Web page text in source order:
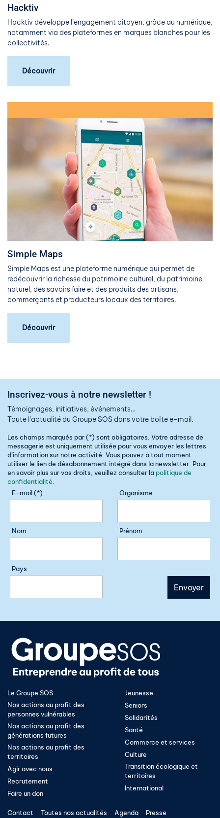
Hacktiv
Hacktiv développe l’engagement citoyen, grâce au numérique,
notamment via des plateformes en marques blanches pour les
collectivités.
Découvrir
Simple Maps
Simple Maps est une plateforme numérique qui permet de
redécouvrir la richesse du patrimoine culturel, du patrimoine
naturel, des savoirs faire et des produits des artisans,
commerçants et producteurs locaux des territoires.
Découvrir
Inscrivez-vous à notre newsletter !
Témoignages, initiatives, événements…
Toute l’actualité du Groupe SOS dans votre boîte e-mail.
Les champs marqués par (*) sont obligatoires. Votre adresse de
messagerie est uniquement utilisée pour vous envoyer les lettres
d’information sur notre activité. Vous pouvez à tout moment
utiliser le lien de désabonnement intégré dans la newsletter. Pour
en savoir plus sur vos droits, veuillez consulter la politique de
confidentialité.
E-mail (*)
Organisme
Nom Prénom
Pays
Le Groupe SOS
Nos actions au profit des
personnes vulnérables
Nos actions au profit des
générations futures
Nos actions au profit des
territoires
Agir avec nous
Recrutement
Faire un don
Jeunesse
Seniors
Solidarités
Santé
Commerce et services
Culture
Transition écologique et
territoires​
International
Contact Toutes nos actualités Agenda Presse